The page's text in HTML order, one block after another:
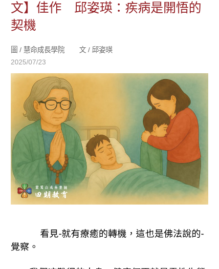
文】佳作 邱姿瑛：疾病是開悟的
契機
圖 / 慧命成長學院 文 / 邱姿瑛
2025/07/23
看見-就有療癒的轉機 ，這也是佛法說的-
覺察 。